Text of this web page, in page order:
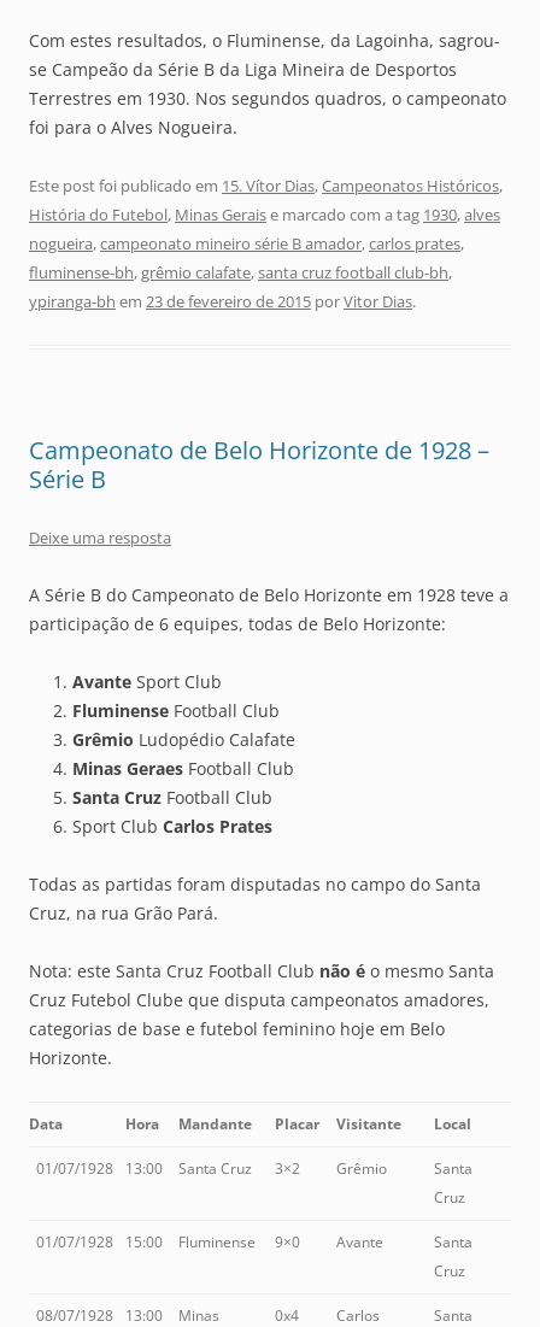
Com estes resultados, o Fluminense, da Lagoinha, sagrou-
se Campeão da Série B da Liga Mineira de Desportos
Terrestres em 1930. Nos segundos quadros, o campeonato
foi para o Alves Nogueira.
Este post foi publicado em 15. Vítor Dias,Campeonatos Históricos,
História do Futebol, Minas Geraise marcado com a tag 1930,alves
nogueira,campeonato mineiro série B amador,carlos prates,
fluminense-bh,grêmio calafate,santa cruz football club-bh,
ypiranga-bh em 23 de fevereiro de 2015 porVitor Dias.
Campeonato de Belo Horizonte de 1928 –
Série B
Deixe uma resposta
A Série B do Campeonato de Belo Horizonte em 1928 teve a
participação de 6 equipes, todas de Belo Horizonte:
Avante Sport Club
Fluminense Football Club
Grêmio Ludopédio Calafate
Minas Geraes Football Club
Santa Cruz Football Club
Sport Club Carlos Prates
Todas as partidas foram disputadas no campo do Santa
Cruz, na rua Grão Pará.
Nota: este Santa Cruz Football Club não é o mesmo Santa
Cruz Futebol Clube que disputa campeonatos amadores,
categorias de base e futebol feminino hoje em Belo
Horizonte.
Data Hora Mandante Placar Visitante Local
01/07/1928 13:00 Santa Cruz 3×2 Grêmio
Santa
Cruz
01/07/1928 15:00 Fluminense 9×0 Avante
Santa
Cruz
08/07/1928 13:00
Minas
0x4
Carlos
Santa